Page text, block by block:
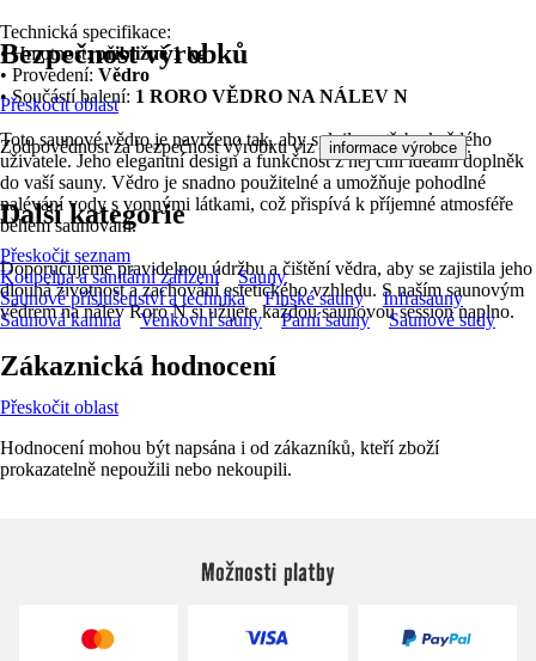
Technická specifikace:
• Hmotnost:přibližně 1 kg
• Provedení: Vědro
• Součástí balení: 1 RORO VĚDRO NA NÁLEV N
Toto saunové vědro je navrženo tak, aby splnilo potřeby každého
uživatele. Jeho elegantní design a funkčnost z něj činí ideální doplněk
do vaší sauny. Vědro je snadno použitelné a umožňuje pohodlné
nalévání vody s vonnými látkami, což přispívá k příjemné atmosféře
během saunování.
Doporučujeme pravidelnou údržbu a čištění vědra, aby se zajistila jeho
dlouhá životnost a zachování estetického vzhledu. S naším saunovým
vědrem na nálev Roro N si užijete každou saunovou session naplno.
Bezpečnost výrobků
Přeskočit oblast
Zodpovědnost za bezpečnost výrobku viz informace výrobce .
Další kategorie
Přeskočit seznam
Koupelna a sanitární zařízení
Sauny
Saunové příslušenství a technika
Finské sauny
Infrasauny
Saunová kamna
Venkovní sauny Parní sauny Saunové sudy
Zákaznická hodnocení
Přeskočit oblast
Hodnocení mohou být napsána i od zákazníků, kteří zboží
prokazatelně nepoužili nebo nekoupili.
Možnosti platby